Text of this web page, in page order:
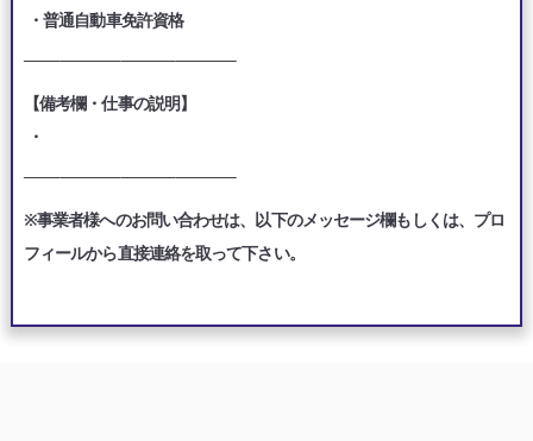
・普通自動車免許資格
【備考欄・仕事の説明】
・
※事業者様へのお問い合わせは、以下のメッセージ欄もしくは、プロ
フィールから直接連絡を取って下さい。